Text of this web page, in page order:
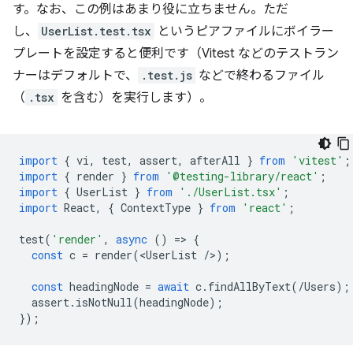
す。なお、この例はあまり役に立ちません。ただ
し、
UserList.test.tsx
というピアファイルにボイラー
プレートを設定すると便利です（Vitest などのテストラン
ナーはデフォルトで、
.test.js などで終わるファイル
（ .tsx を含む）を実行します）。
import { vi, test, assert, afterAll } from 'vitest' ;
import { render } from '@testing-library/react' ;
import { UserList } from './UserList.tsx' ;
import React, { ContextType } from 'react' ;
test( 'render' , async () => {
const c = render(<UserList />);
const headingNode = await c. findAllByText( /Users);
assert. isNotNull(headingNode);
});